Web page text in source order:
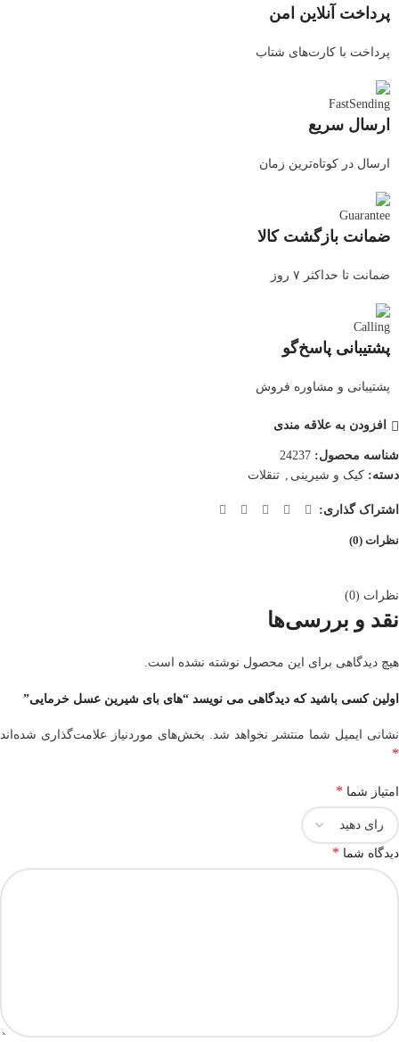
پرداخت آنلاین امن
پرداخت با کارت‌های شتاب
ارسال سریع
ارسال در کوتاه‌ترین زمان
ضمانت بازگشت کالا
ضمانت تا حداکثر ۷ روز
پشتیبانی پاسخ‌گو
پشتیبانی و مشاوره فروش
افزودن به علاقه مندی
شناسه محصول: 24237
دسته: کیک و شیرینی تنقلات
اشتراک گذاری:
نظرات (0)
نظرات (0)
نقد و بررسی‌ها
هیچ دیدگاهی برای این محصول نوشته نشده است.
اولین کسی باشید که دیدگاهی می نویسد “های بای شیرین عسل خرمایی”
نشانی ایمیل شما منتشر نخواهد شد. بخش‌های موردنیاز علامت‌گذاری شده‌اند
*
امتیاز شما *
دیدگاه شما *